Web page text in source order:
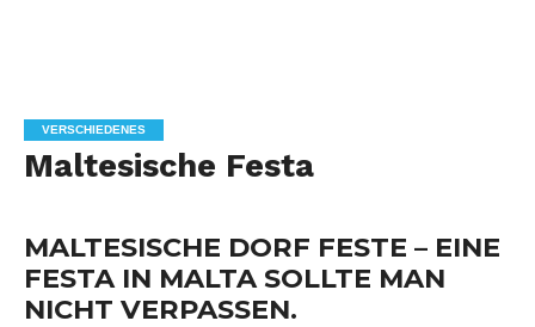
VERSCHIEDENES
Maltesische Festa
MALTESISCHE DORF FESTE – EINE
FESTA IN MALTA SOLLTE MAN
NICHT VERPASSEN.